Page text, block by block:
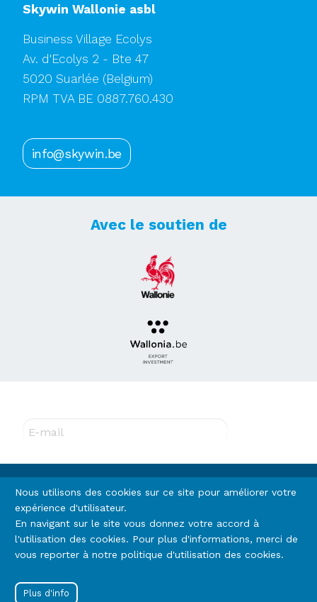
Skywin Wallonie asbl
Business Village Ecolys
Av. d'Ecolys 2 - Bte 47
5020 Suarlée (Belgium)
RPM TVA BE 0887.760.430
info@skywin.be
Avec le soutien de
E-mail
Rejoignez-nous
Footer
Termes et conditions Vie privée (RGPD)
Menu
Se connecter
Nous utilisons des cookies sur ce site pour améliorer votre
expérience d'utilisateur.
En navigant sur le site vous donnez votre accord à
l'utilisation des cookies. Pour plus d'informations, merci de
vous reporter à notre politique d'utilisation des cookies.
Plus d'info